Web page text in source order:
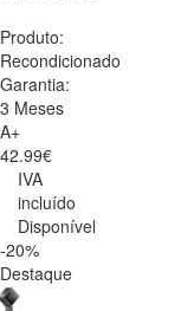
Produto:
Recondicionado
Garantia:
3 Meses
A+
42.99€
IVA
incluído
Disponível
-20%
Destaque